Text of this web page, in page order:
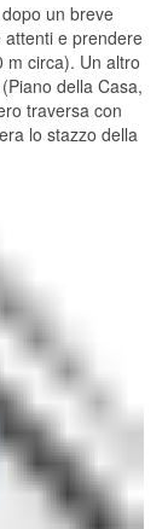
un breve
e prendere
m circa). Un altro
della Casa,
traversa con
lo stazzo della